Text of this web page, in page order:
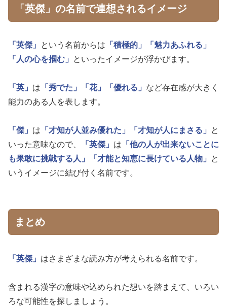
「英傑」の名前で連想されるイメージ
「英傑」 という名前からは 「積極的」
「魅力あふれる」
「人の心を掴む」
といったイメージが浮かびます。
「英」 は 「秀でた」 「花」 「優れる」 など存在感が大きく
能力のある人を表します。
「傑」 は 「才知が人並み優れた」 「才知が人にまさる」
と
いった意味なので、
「英傑」 は 「他の人が出来ないことに
も果敢に挑戦する人」
「才能と知恵に長けている人物」
と
いうイメージに結び付く名前です。
まとめ
「英傑」 はさまざまな読み方が考えられる名前です。
含まれる漢字の意味や込められた想いを踏まえて、いろい
ろな可能性を探しましょう。